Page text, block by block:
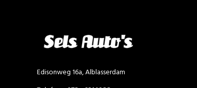
Edisonweg 16a, Alblasserdam